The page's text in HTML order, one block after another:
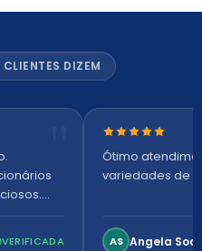
DIZEM
VERIFICADA
Nota 5 de 5
Ótimo
variedades de
AS Angela